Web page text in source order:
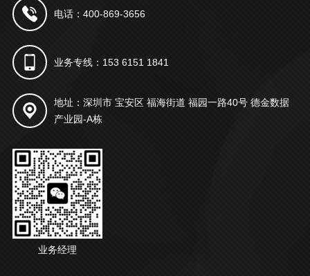
电话：400-869-3656
业务专线：153 6151 1841
地址：深圳市 宝安区 福海街道 福园一路40号 德金数据
产业园-A栋
业务经理